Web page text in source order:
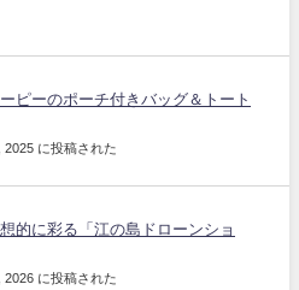
ピーのポーチ付きバッグ＆トート
2025 に投稿された
的に彩る「江の島ドローンショ
2026 に投稿された